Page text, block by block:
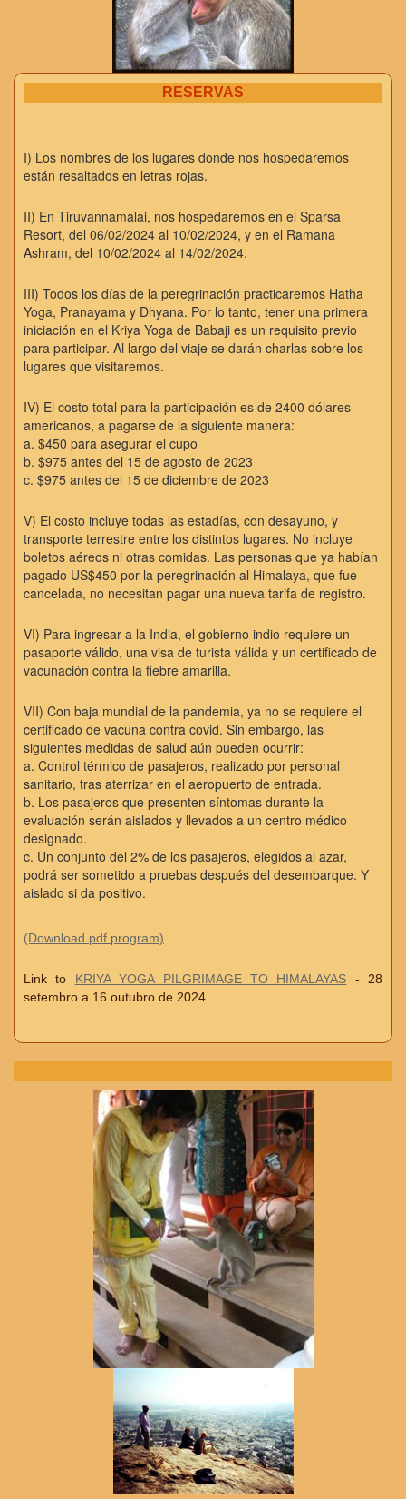
RESERVAS
I) Los nombres de los lugares donde nos hospedaremos
están resaltados en letras rojas.
II) En Tiruvannamalai, nos hospedaremos en el Sparsa
Resort, del 06/02/2024 al 10/02/2024, y en el Ramana
Ashram, del 10/02/2024 al 14/02/2024.
III) Todos los días de la peregrinación practicaremos Hatha
Yoga, Pranayama y Dhyana. Por lo tanto, tener una primera
iniciación en el Kriya Yoga de Babaji es un requisito previo
para participar. Al largo del viaje se darán charlas sobre los
lugares que visitaremos.
IV) El costo total para la participación es de 2400 dólares
americanos, a pagarse de la siguiente manera:
a. $450 para asegurar el cupo
b. $975 antes del 15 de agosto de 2023
c. $975 antes del 15 de diciembre de 2023
V) El costo incluye todas las estadías, con desayuno, y
transporte terrestre entre los distintos lugares. No incluye
boletos aéreos ni otras comidas. Las personas que ya habían
pagado US$450 por la peregrinación al Himalaya, que fue
cancelada, no necesitan pagar una nueva tarifa de registro.
VI) Para ingresar a la India, el gobierno indio requiere un
pasaporte válido, una visa de turista válida y un certificado de
vacunación contra la fiebre amarilla.
VII) Con baja mundial de la pandemia, ya no se requiere el
certificado de vacuna contra covid. Sin embargo, las
siguientes medidas de salud aún pueden ocurrir:
a. Control térmico de pasajeros, realizado por personal
sanitario, tras aterrizar en el aeropuerto de entrada.
b. Los pasajeros que presenten síntomas durante la
evaluación serán aislados y llevados a un centro médico
designado.
c. Un conjunto del 2% de los pasajeros, elegidos al azar,
podrá ser sometido a pruebas después del desembarque. Y
aislado si da positivo.
(Download pdf program)
Link to KRIYA YOGA PILGRIMAGE TO HIMALAYAS - 28
setembro a 16 outubro de 2024